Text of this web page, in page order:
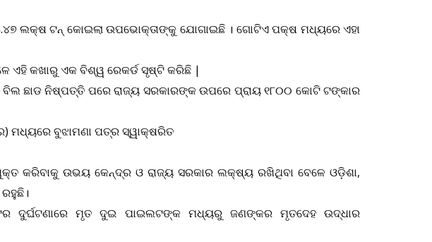
ଲକ୍ଷ ଟନ୍ କୋଇଲା ଉପଭୋକ୍ତାଙ୍କୁ ଯୋଗାଇଛି । ଗୋଟିଏ ପକ୍ଷ ମଧ୍ୟରେ ଏହା
ଏହି କଖାରୁ ଏକ ବିଶ୍ୱ ରେକର୍ଡ ସୃଷ୍ଟି କରିଛି |
ବିଲ ଛାଡ ନିଷ୍ପତ୍ତି ପରେ ରାଜ୍ୟ ସରକାରଙ୍କ ଉପରେ ପ୍ରାୟ ୧୮୦୦ କୋଟି ଟଙ୍କାର
ମଧ୍ୟରେ ବୁଝାମଣା ପତ୍ର ସ୍ୱାକ୍ଷରିତ
କରିବାକୁ ଉଭୟ କେନ୍ଦ୍ର ଓ ରାଜ୍ୟ ସରକାର ଲକ୍ଷ୍ୟ ରଖିଥିବା ବେଳେ ଓଡ଼ିଶା,
ଦୁର୍ଘଟଣାରେ ମୃତ ଦୁଇ ପାଇଲଟଙ୍କ ମଧ୍ୟରୁ ଜଣଙ୍କର ମୃତଦେହ ଉଦ୍ଧାର